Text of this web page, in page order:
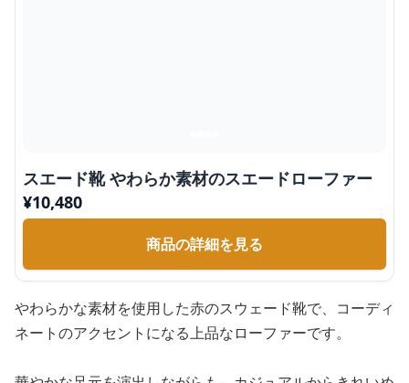
スエード靴 やわらか素材のスエードローファー
¥10,480
商品の詳細を見る
やわらかな素材を使用した赤のスウェード靴で、コーディ
ネートのアクセントになる上品なローファーです。